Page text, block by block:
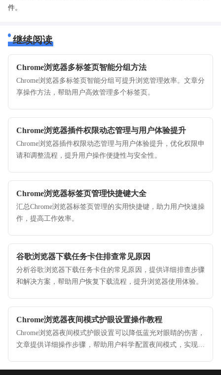
件。
继续阅读
Chrome浏览器多标签页智能分组方法
Chrome浏览器多标签页智能分组可提升浏览管理效率。文章分
享操作方法，帮助用户高效管理多个标签页。
Chrome浏览器插件权限动态管理与用户体验提升
Chrome浏览器插件权限动态管理与用户体验提升，优化权限申
请和调整流程，提升用户操作便捷性与安全性。
Chrome浏览器标签页管理快捷键大全
汇总Chrome浏览器标签页管理的实用快捷键，助力用户快速操
作，提高工作效率。
谷歌浏览器下载任务卡住排查常见原因
分析谷歌浏览器下载任务卡住的常见原因，提供详细排查步骤
和解决方案，帮助用户恢复下载流程，提升浏览器使用体验。
Chrome浏览器夜间模式护眼设置操作教程
Chrome浏览器夜间模式护眼设置可以降低蓝光对眼睛的伤害，
文章提供详细操作步骤，帮助用户科学配置夜间模式，实现舒